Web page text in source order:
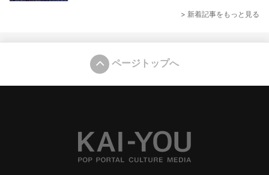
> 新着記事をもっと見る
ページトップへ